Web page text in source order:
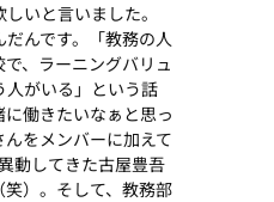
いと言いました。
んです。「教務の人
、ラーニングバリュ
人がいる」という話
働きたいなぁと思っ
をメンバーに加えて
動してきた古屋豊吾
）。そして、教務部